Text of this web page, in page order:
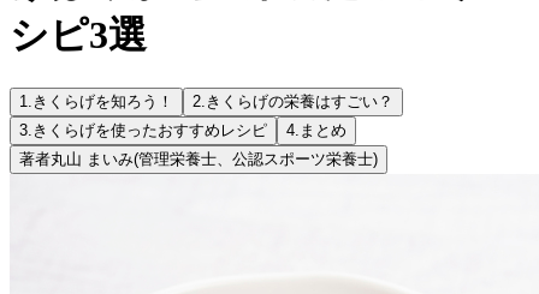
シピ3選
1. きくらげを知ろう！ 2. きくらげの栄養はすごい？
3. きくらげを使ったおすすめレシピ 4. まとめ
著者丸山 まいみ(管理栄養士、公認スポーツ栄養士)